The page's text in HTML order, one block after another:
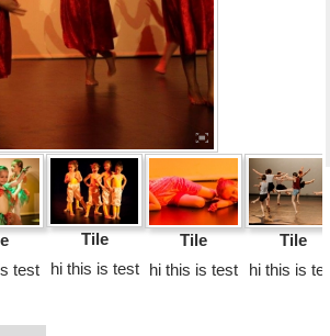
test
Tile
hi this is test
Tile
hi this is test
Tile
hi this is test